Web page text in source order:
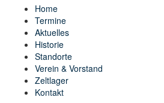
Home
Termine
Aktuelles
Historie
Standorte
Verein & Vorstand
Zeltlager
Kontakt